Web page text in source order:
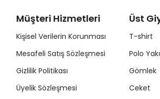
Müşteri Hizmetleri
Kişisel Verilerin Korunması
Mesafeli Satış Sözleşmesi
Gizlilik Politikası
Üyelik Sözleşmesi
Üst
T-shirt
Polo
Gömlek
Ceket